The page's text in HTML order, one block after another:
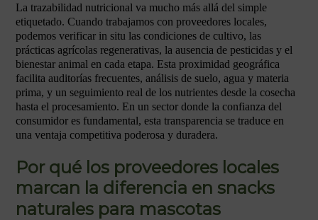
La trazabilidad nutricional va mucho más allá del simple
etiquetado. Cuando trabajamos con proveedores locales,
podemos verificar in situ las condiciones de cultivo, las
prácticas agrícolas regenerativas, la ausencia de pesticidas y el
bienestar animal en cada etapa. Esta proximidad geográfica
facilita auditorías frecuentes, análisis de suelo, agua y materia
prima, y un seguimiento real de los nutrientes desde la cosecha
hasta el procesamiento. En un sector donde la confianza del
consumidor es fundamental, esta transparencia se traduce en
una ventaja competitiva poderosa y duradera.
Por qué los proveedores locales
marcan la diferencia en snacks
naturales para mascotas